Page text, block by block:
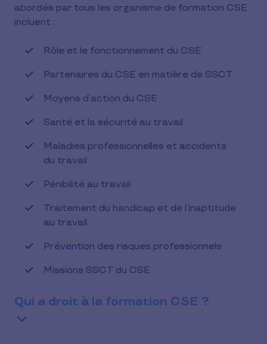
abordés par tous les organisme de formation CSE
incluent :
Rôle et le fonctionnement du CSE
Partenaires du CSE en matière de SSCT
Moyens d’action du CSE
Santé et la sécurité au travail
Maladies professionnelles et accidents
du travail
Pénibilité au travail
Traitement du handicap et de l’inaptitude
au travail
Prévention des risques professionnels
Missions SSCT du CSE
Qui a droit à la formation CSE ?